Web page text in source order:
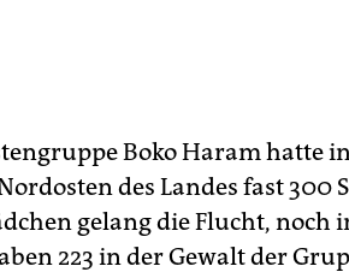
Boko Haram hatte
des Landes fast 300
gelang die Flucht, noch
223 in der Gewalt der